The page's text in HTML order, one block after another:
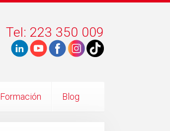
Tel: 223 350 009
Formación Blog